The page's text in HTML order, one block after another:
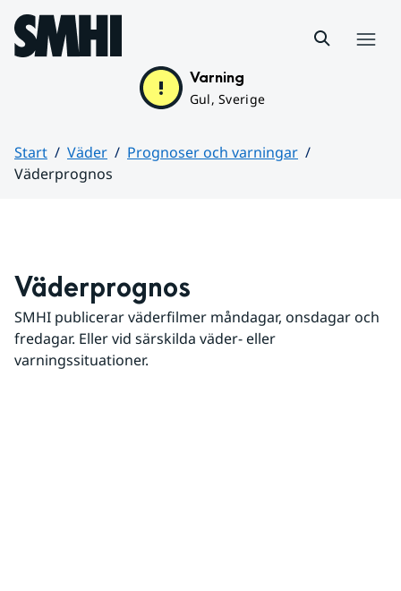
Hoppa till sidans innehåll
Varning
Gul, Sverige
Start Väder
Prognoser och varningar
Väderprognos
Väderprognos
SMHI publicerar väderfilmer måndagar, onsdagar och
fredagar. Eller vid särskilda väder- eller
varningssituationer.